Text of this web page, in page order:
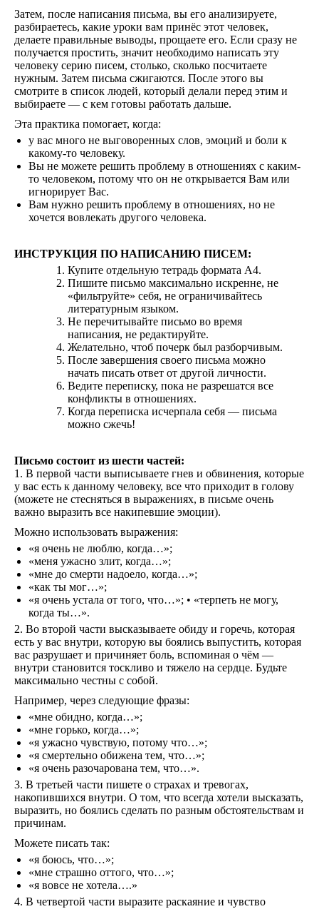
Затем, после написания письма, вы его анализируете,
разбираетесь, какие уроки вам принёс этот человек,
делаете правильные выводы, прощаете его. Если сразу не
получается простить, значит необходимо написать эту
человеку серию писем, столько, сколько посчитаете
нужным. Затем письма сжигаются. После этого вы
смотрите в список людей, который делали перед этим и
выбираете — с кем готовы работать дальше.
Эта практика помогает, когда:
у вас много не выговоренных слов, эмоций и боли к
какому-то человеку.
Вы не можете решить проблему в отношениях с каким-
то человеком, потому что он не открывается Вам или
игнорирует Вас.
Вам нужно решить проблему в отношениях, но не
хочется вовлекать другого человека.
ИНСТРУКЦИЯ ПО НАПИСАНИЮ ПИСЕМ:
Купите отдельную тетрадь формата А4.
Пишите письмо максимально искренне, не
«фильтруйте» себя, не ограничивайтесь
литературным языком.
Не перечитывайте письмо во время
написания, не редактируйте.
Желательно, чтоб почерк был разборчивым.
После завершения своего письма можно
начать писать ответ от другой личности.
Ведите переписку, пока не разрешатся все
конфликты в отношениях.
Когда переписка исчерпала себя — письма
можно сжечь!
Письмо состоит из шести частей:
1. В первой части выписываете гнев и обвинения, которые
у вас есть к данному человеку, все что приходит в голову
(можете не стесняться в выражениях, в письме очень
важно выразить все накипевшие эмоции).
Можно использовать выражения:
«я очень не люблю, когда…»;
«меня ужасно злит, когда…»;
«мне до смерти надоело, когда…»;
«как ты мог…»;
«я очень устала от того, что…»; • «терпеть не могу,
когда ты…».
2. Во второй части высказываете обиду и горечь, которая
есть у вас внутри, которую вы боялись выпустить, которая
вас разрушает и причиняет боль, вспоминая о чём —
внутри становится тоскливо и тяжело на сердце. Будьте
максимально честны с собой.
Например, через следующие фразы:
«мне обидно, когда…»;
«мне горько, когда…»;
«я ужасно чувствую, потому что…»;
«я смертельно обижена тем, что…»;
«я очень разочарована тем, что…».
3. В третьей части пишете о страхах и тревогах,
накопившихся внутри. О том, что всегда хотели высказать,
выразить, но боялись сделать по разным обстоятельствам и
причинам.
Можете писать так:
«я боюсь, что…»;
«мне страшно оттого, что…»;
«я вовсе не хотела….»
4. В четвертой части выразите раскаяние и чувство